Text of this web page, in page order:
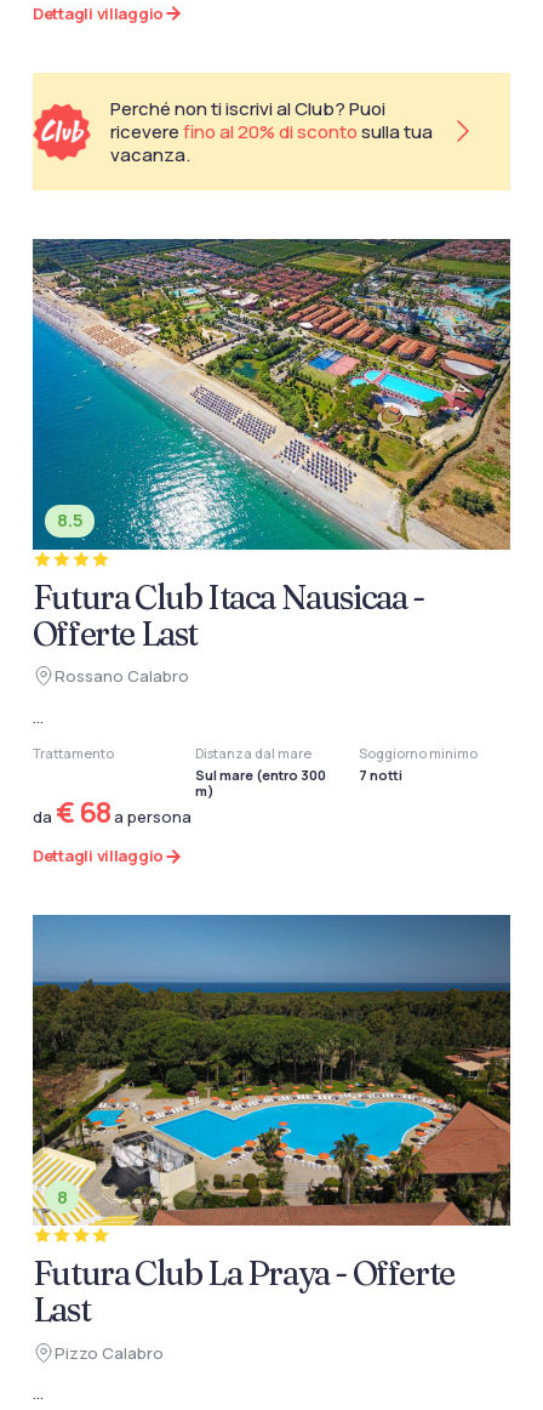
Dettagli villaggio
Perché non ti iscrivi al Club? Puoi
riceverefino al 20% di scontosulla tua
vacanza.
8.5
Futura Club Itaca Nausicaa -
Offerte Last
Rossano Calabro
...
Trattamento
Distanza dal mare
Sul mare (entro 300
m)
Soggiorno minimo
7 notti
da € 68a persona
Dettagli villaggio
8
Futura Club La Praya - Offerte
Last
Pizzo Calabro
...